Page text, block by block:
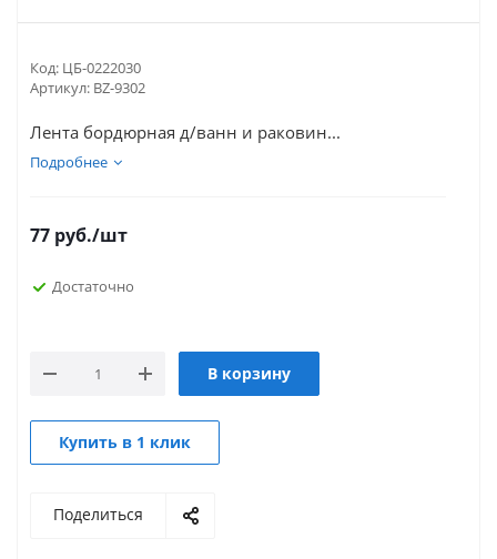
Код: ЦБ-0222030
Артикул: BZ-9302
Лента бордюрная д/ванн и раковин...
Подробнее
77 руб./шт
Достаточно
В корзину
Купить в 1 клик
Поделиться